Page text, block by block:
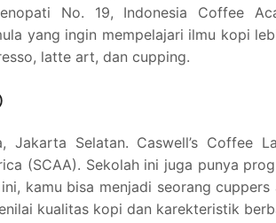
No. 19, Indonesia Coffee
yang ingin mempelajari ilmu kopi
latte art, dan cupping.
Jakarta Selatan. Caswell’s Coffee
(SCAA). Sekolah ini juga punya
kamu bisa menjadi seorang
kualitas kopi dan karekteristik